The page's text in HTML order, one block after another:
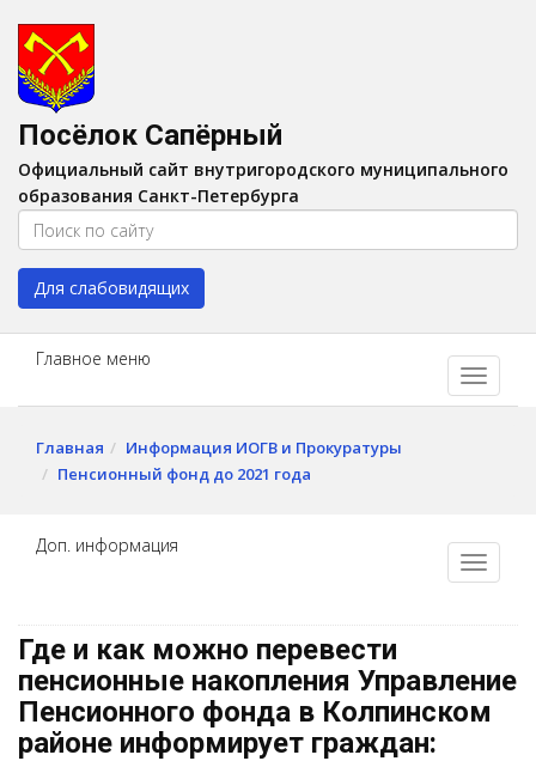
Изображения:
Цвет:A A
Посёлок Сапёрный
Официальный сайт внутригородского муниципального
образования Санкт-Петербурга
Для слабовидящих
Главное меню
Главная
Информация ИОГВ и Прокуратуры
Пенсионный фонд до 2021 года
Доп. информация
Где и как можно перевести
пенсионные накопления Управление
Пенсионного фонда в Колпинском
районе информирует граждан: